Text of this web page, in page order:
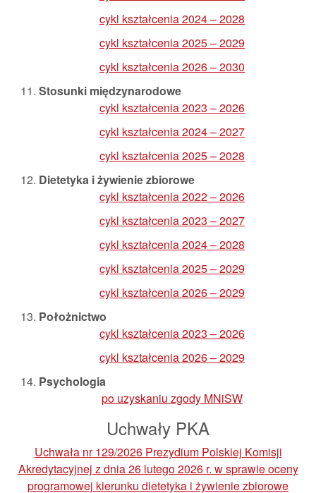
cykl kształcenia 2024 – 2028
cykl kształcenia 2025 – 2029
cykl kształcenia 2026 – 2030
Stosunki międzynarodowe
cykl kształcenia 2023 – 2026
cykl kształcenia 2024 – 2027
cykl kształcenia 2025 – 2028
Dietetyka i żywienie zbiorowe
cykl kształcenia 2022 – 2026
cykl kształcenia 2023 – 2027
cykl kształcenia 2024 – 2028
cykl kształcenia 2025 – 2029
cykl kształcenia 2026 – 2029
Położnictwo
cykl kształcenia 2023 – 2026
cykl kształcenia 2026 – 2029
Psychologia
po uzyskaniu zgody MNiSW
Uchwały PKA
Uchwała nr 129/2026 Prezydium Polskiej Komisji
Akredytacyjnej z dnia 26 lutego 2026 r. w sprawie oceny
programowej kierunku dietetyka i żywienie zbiorowe